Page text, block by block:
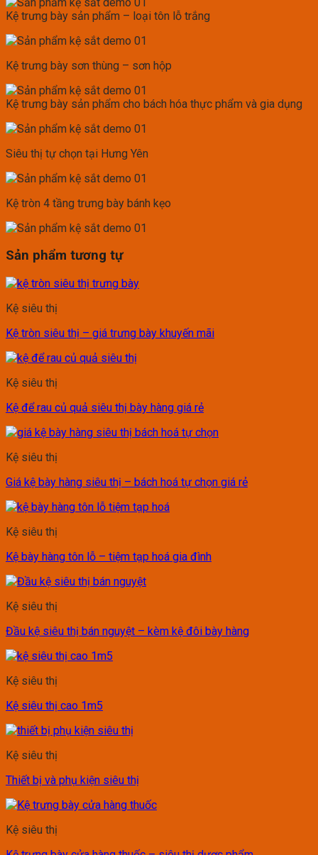
Kệ trưng bày sản phẩm – loại tôn lỗ trắng
Kệ trưng bày sơn thùng – sơn hộp
Kệ trưng bày sản phẩm cho bách hóa thực phẩm và gia dụng
Siêu thị tự chọn tại Hưng Yên
Kệ tròn 4 tầng trưng bày bánh kẹo
Sản phẩm tương tự
Kệ siêu thị
Kệ tròn siêu thị – giá trưng bày khuyến mãi
Kệ siêu thị
Kệ để rau củ quả siêu thị bày hàng giá rẻ
Kệ siêu thị
Giá kệ bày hàng siêu thị – bách hoá tự chọn giá rẻ
Kệ siêu thị
Kệ bày hàng tôn lỗ – tiệm tạp hoá gia đình
Kệ siêu thị
Đầu kệ siêu thị bán nguyệt – kèm kệ đôi bày hàng
Kệ siêu thị
Kệ siêu thị cao 1m5
Kệ siêu thị
Thiết bị và phụ kiện siêu thị
Kệ siêu thị